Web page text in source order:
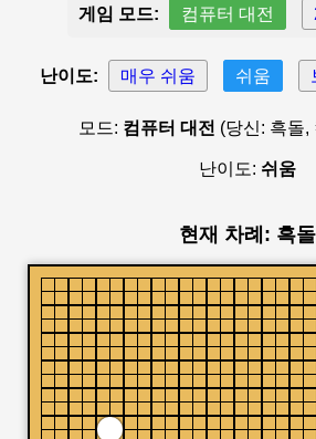
게임 모드: 컴퓨터 대전
난이도: 매우 쉬움 쉬움
모드: 컴퓨터 대전 (당신: 흑돌,
난이도: 쉬움
현재 차례: 흑돌